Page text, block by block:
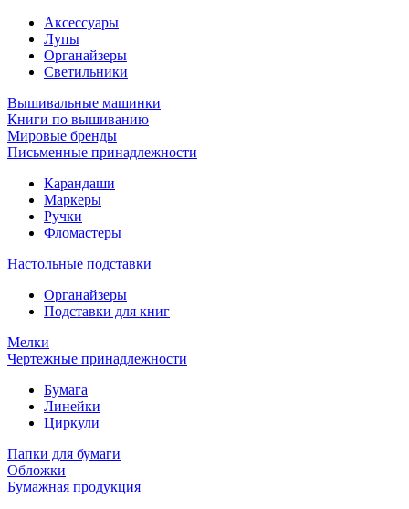
Аксессуары
Лупы
Органайзеры
Светильники
Вышивальные машинки
Книги по вышиванию
Мировые бренды
Письменные принадлежности
Карандаши
Маркеры
Ручки
Фломастеры
Настольные подставки
Органайзеры
Подставки для книг
Мелки
Чертежные принадлежности
Бумага
Линейки
Циркули
Папки для бумаги
Обложки
Бумажная продукция